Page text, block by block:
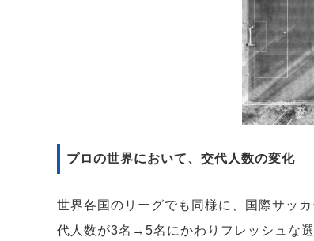
プロの世界において、交代人数の変化
世界各国のリーグでも同様に、国際サッ
代人数が3名→5名にかわりフレッシュな